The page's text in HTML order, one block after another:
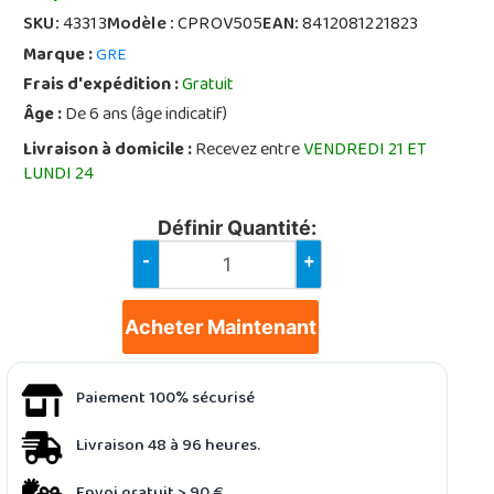
SKU:43313Modèle :CPROV505EAN:8412081221823
Marque :GRE
Frais d'expédition :Gratuit
Âge :De 6 ans (âge indicatif)
Livraison à domicile :Recevez entreVENDREDI 21 ET
LUNDI 24
Définir Quantité:
- +
Acheter Maintenant
Paiement 100% sécurisé
Livraison 48 à 96 heures.